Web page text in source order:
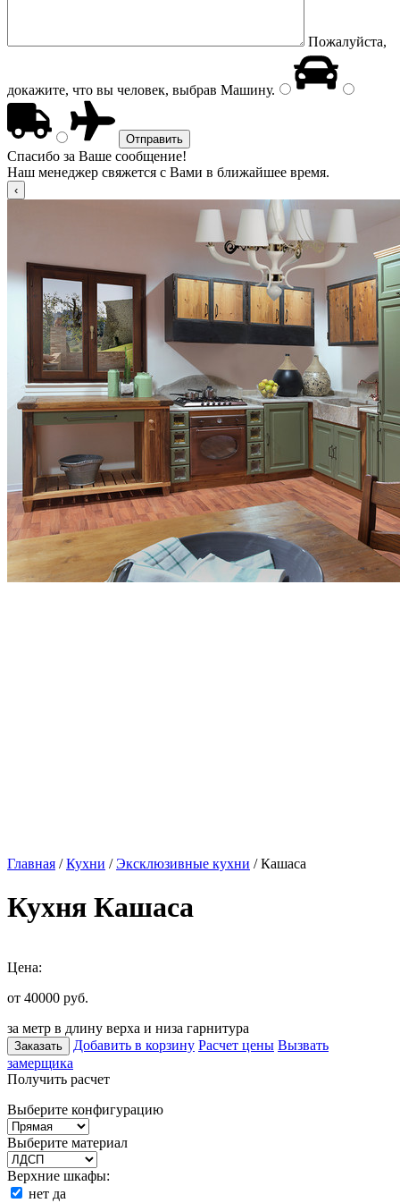
Пожалуйста,
докажите, что вы человек, выбрав Машину.
Спасибо за Ваше сообщение!
Наш менеджер свяжется с Вами в ближайшее время.
Главная /Кухни /Эксклюзивные кухни / Кашаса
Кухня Кашаса
Цена:
от 40000 руб.
за метр в длину верха и низа гарнитура
Заказать Добавить в корзину Расчет цены Вызвать
замерщика
Получить расчет
Выберите конфигурацию
Выберите материал
Верхние шкафы:
нет да